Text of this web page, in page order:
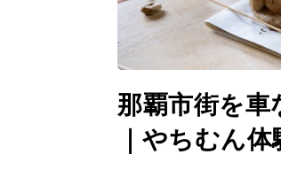
那覇市街を車
｜やちむん